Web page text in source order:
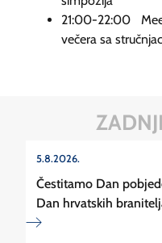
21:00-22:00
večera sa
5.8.2026.
Čestitamo Dan
Dan hrvatskih